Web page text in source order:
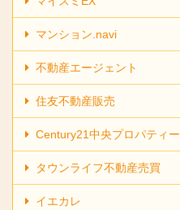
マンション.navi
不動産エージェント
住友不動産販売
Century21中央プロパティー
タウンライフ不動産売買
イエカレ